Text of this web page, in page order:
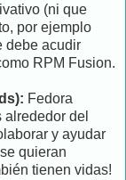
(ni que
por ejemplo
debe acudir
RPM Fusion.
Fedora
del
y ayudar
quieran
tienen vidas!